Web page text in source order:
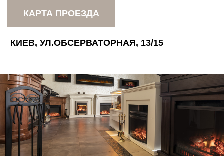
КАРТА ПРОЕЗДА
КИЕВ, УЛ.ОБСЕРВАТОРНАЯ, 13/15